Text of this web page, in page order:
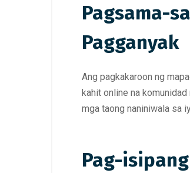
Pagsama-
Pagganyak
Ang pagkakaroon ng
kahit online na komunidad
mga taong naniniwala sa
Pag-